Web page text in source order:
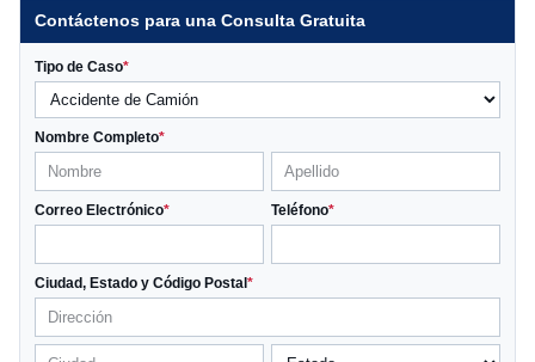
Contáctenos para una Consulta Gratuita
Tipo de Caso*
Nombre Completo*
Correo Electrónico* Teléfono*
Ciudad, Estado y Código Postal *